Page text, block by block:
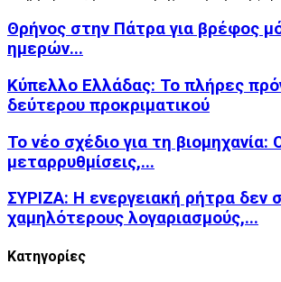
Θρήνος στην Πάτρα για βρέφος
ημερών...
Κύπελλο Ελλάδας: Το πλήρες
δεύτερου προκριματικού
Το νέο σχέδιο για τη βιομηχανία:
μεταρρυθμίσεις,...
ΣΥΡΙΖΑ: Η ενεργειακή ρήτρα δεν
χαμηλότερους λογαριασμούς,...
Kατηγορίες